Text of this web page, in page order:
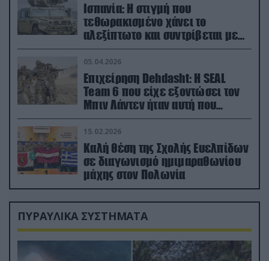
Ισπανία: Η στιγμή που
τεθωρακισμένο χάνει το
αλεξίπτωτο και συντρίβεται με
ορμή στο έδαφος (βίντεο)
05.04.2026
Επιχείρηση Dehdasht: Η SEAL
Team 6 που είχε εξοντώσει τον
Μπιν Λάντεν ήταν αυτή που
διέσωσε τον πιλότο του F-15
15.02.2026
Καλή θέση της Σχολής Ευελπίδων
σε διαγωνισμό ημιμαραθωνίου
μάχης στον Πολωνία
ΠΥΡΑΥΛΙΚΑ ΣΥΣΤΗΜΑΤΑ